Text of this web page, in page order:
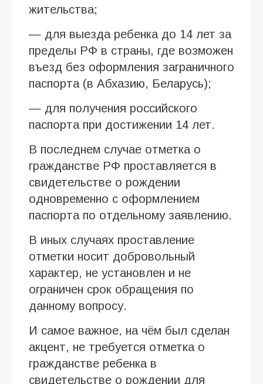
жительства;
— для выезда ребенка до 14 лет за
пределы РФ в страны, где возможен
въезд без оформления заграничного
паспорта (в Абхазию, Беларусь);
— для получения российского
паспорта при достижении 14 лет.
В последнем случае отметка о
гражданстве РФ проставляется в
свидетельстве о рождении
одновременно с оформлением
паспорта по отдельному заявлению.
В иных случаях проставление
отметки носит добровольный
характер, не установлен и не
ограничен срок обращения по
данному вопросу.
И самое важное, на чём был сделан
акцент, не требуется отметка о
гражданстве ребенка в
свидетельстве о рождении для